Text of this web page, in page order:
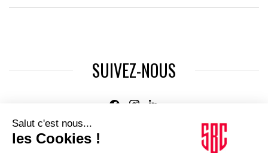
SUIVEZ-NOUS